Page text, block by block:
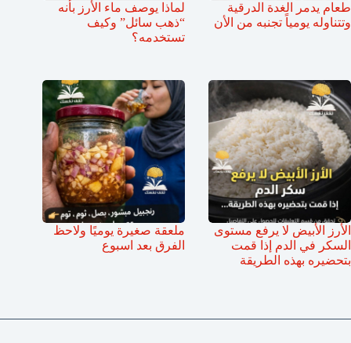
طعام يدمر الغدة الدرقية
وتتناوله يومياً تجنبه من الأن
لماذا يوصف ماء الأرز بأنه
“ذهب سائل” وكيف
تستخدمه؟
الأرز الأبيض لا يرفع مستوى
السكر في الدم إذا قمت
بتحضيره بهذه الطريقة
ملعقة صغيرة يوميًا ولاحظ
الفرق بعد اسبوع